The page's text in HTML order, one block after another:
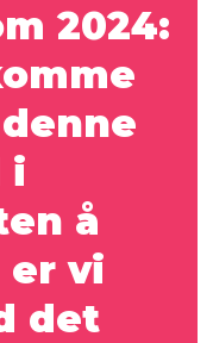
2024:
i
å
er vi
det